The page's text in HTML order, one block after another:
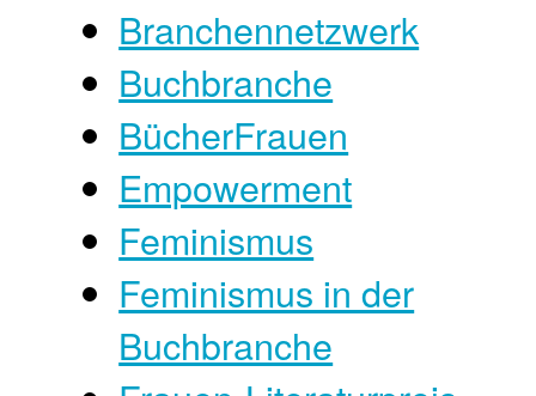
Branchennetzwerk
Buchbranche
BücherFrauen
Empowerment
Feminismus
Feminismus in der
Buchbranche